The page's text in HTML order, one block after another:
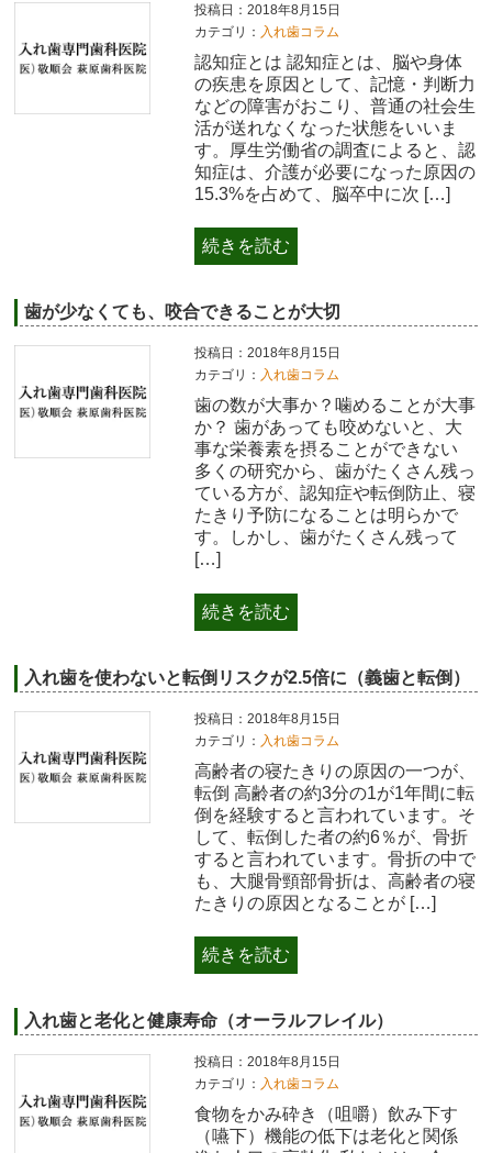
投稿日：2018年8月15日
カテゴリ： 入れ歯コラム
認知症とは 認知症とは、脳や身体
の疾患を原因として、記憶・判断力
などの障害がおこり、普通の社会生
活が送れなくなった状態をいいま
す。厚生労働省の調査によると、認
知症は、介護が必要になった原因の
15.3%を占めて、脳卒中に次 […]
続きを読む
歯が少なくても、咬合できることが大切
投稿日：2018年8月15日
カテゴリ： 入れ歯コラム
歯の数が大事か？噛めることが大事
か？ 歯があっても咬めないと、大
事な栄養素を摂ることができない
多くの研究から、歯がたくさん残っ
ている方が、認知症や転倒防止、寝
たきり予防になることは明らかで
す。しかし、歯がたくさん残って
[…]
続きを読む
入れ歯を使わないと転倒リスクが2.5倍に（義歯と転倒）
投稿日：2018年8月15日
カテゴリ： 入れ歯コラム
高齢者の寝たきりの原因の一つが、
転倒 高齢者の約3分の1が1年間に転
倒を経験すると言われています。そ
して、転倒した者の約6％が、骨折
すると言われています。骨折の中で
も、大腿骨頸部骨折は、高齢者の寝
たきりの原因となることが […]
続きを読む
入れ歯と老化と健康寿命（オーラルフレイル）
投稿日：2018年8月15日
カテゴリ： 入れ歯コラム
食物をかみ砕き（咀嚼）飲み下す
（嚥下）機能の低下は老化と関係